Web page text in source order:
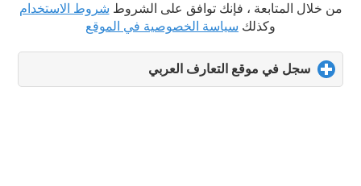
من خلال المتابعة ، فإنك توافق على الشروط شروط الاستخدام
وكذلك سياسة الخصوصية في الموقع
سجل في موقع التعارف العربي
to